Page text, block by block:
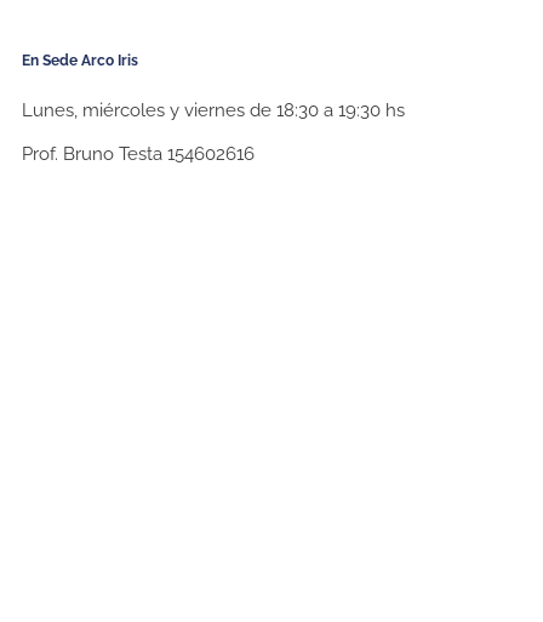
En Sede Arco Iris
Lunes, miércoles y viernes de 18:30 a 19:30 hs
Prof. Bruno Testa 154602616